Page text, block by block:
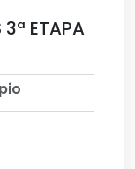
3ª ETAPA